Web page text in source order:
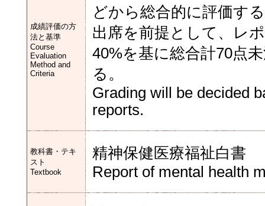
成績評価の方
法と基準
Course
Evaluation
Method and
Criteria
どから総合的に評価す
出席を前提として、レ
40%を基に総合計70点
る。
Grading will be decided
reports.
教科書・テキ
スト
Textbook
精神保健医療福祉白書
Report of mental health